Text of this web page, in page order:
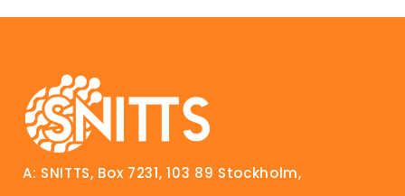
A: SNITTS, Box 7231, 103 89 Stockholm,